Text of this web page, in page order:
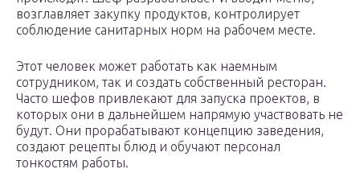
возглавляет закупку продуктов, контролирует
соблюдение санитарных норм на рабочем месте.
Этот человек может работать как наемным
сотрудником, так и создать собственный ресторан.
Часто шефов привлекают для запуска проектов, в
которых они в дальнейшем напрямую участвовать не
будут. Они прорабатывают концепцию заведения,
создают рецепты блюд и обучают персонал
тонкостям работы.